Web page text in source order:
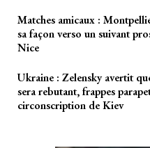
Matches amicaux :
sa façon verso un suivant
Nice
Ukraine : Zelensky avertit
sera rebutant, frappes
circonscription de Kiev